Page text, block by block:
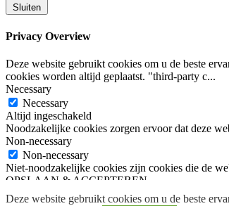
Deze website gebruikt cookies om u de beste
Sluiten
Privacy Overview
Deze website gebruikt cookies om u de beste
cookies worden altijd geplaatst. "third-party c...
Necessary
Necessary
Altijd ingeschakeld
Noodzakelijke cookies zorgen ervoor dat deze
Non-necessary
Non-necessary
Niet-noodzakelijke cookies zijn cookies die de
OPSLAAN & ACCEPTEREN